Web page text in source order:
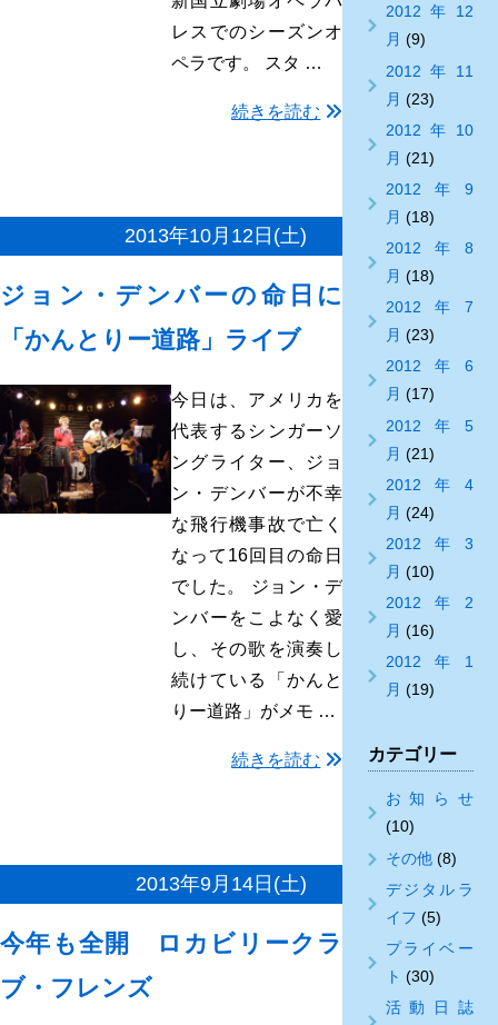
レスでのシーズンオ
ペラです。 スタ …
続きを読む
2013年10月12日(土)
ジョン・デンバーの命日に
「かんとりー道路」ライブ
今日は、アメリカを
代表するシンガーソ
ングライター、ジョ
ン・デンバーが不幸
な飛行機事故で亡く
なって16回目の命日
でした。 ジョン・デ
ンバーをこよなく愛
し、その歌を演奏し
続けている「かんと
りー道路」がメモ …
続きを読む
2013年9月14日(土)
今年も全開 ロカビリークラ
ブ・フレンズ
2012年12
月 (9)
2012年11
月 (23)
2012年10
月 (21)
2012年9
月 (18)
2012年8
月 (18)
2012年7
月 (23)
2012年6
月 (17)
2012年5
月 (21)
2012年4
月 (24)
2012年3
月 (10)
2012年2
月 (16)
2012年1
月 (19)
カテゴリー
お知らせ
(10)
その他(8)
デジタルラ
イフ (5)
プライベー
ト (30)
活動日誌